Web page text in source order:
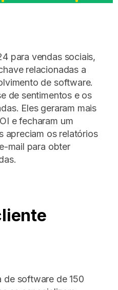
para vendas sociais,
relacionadas a
de software.
de sentimentos e os
Eles geraram mais
e fecharam um
apreciam os relatórios
mail para obter
de software de 150